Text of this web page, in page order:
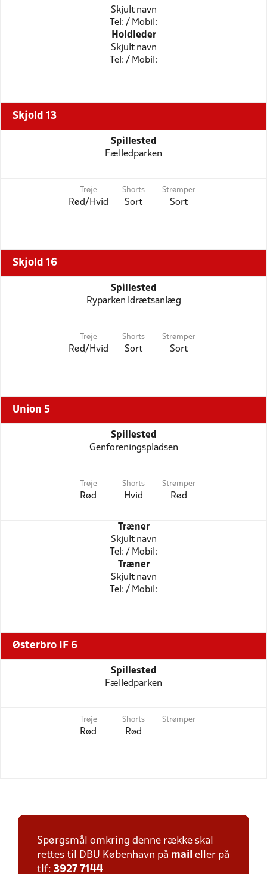
Skjult navn
Tel: / Mobil:
Holdleder
Skjult navn
Tel: / Mobil:
Skjold 13
Spillested
Fælledparken
Trøje
Rød/Hvid
Shorts
Sort
Strømper
Sort
Skjold 16
Spillested
Ryparken Idrætsanlæg
Trøje
Rød/Hvid
Shorts
Sort
Strømper
Sort
Union 5
Spillested
Genforeningspladsen
Trøje
Rød
Shorts
Hvid
Strømper
Rød
Træner
Skjult navn
Tel: / Mobil:
Træner
Skjult navn
Tel: / Mobil:
Østerbro IF 6
Spillested
Fælledparken
Trøje
Rød
Shorts
Rød
Strømper
Spørgsmål omkring denne række skal
rettes til DBU København på mail eller på
tlf: 3927 7144